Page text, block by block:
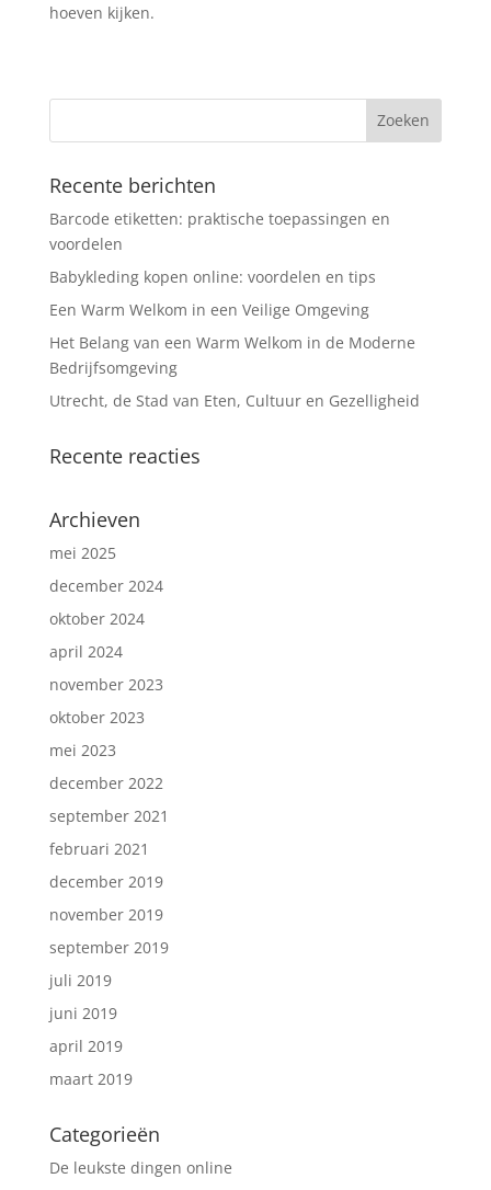
hoeven kijken.
Recente berichten
Barcode etiketten: praktische toepassingen en
voordelen
Babykleding kopen online: voordelen en tips
Een Warm Welkom in een Veilige Omgeving
Het Belang van een Warm Welkom in de Moderne
Bedrijfsomgeving
Utrecht, de Stad van Eten, Cultuur en Gezelligheid
Recente reacties
Archieven
mei 2025
december 2024
oktober 2024
april 2024
november 2023
oktober 2023
mei 2023
december 2022
september 2021
februari 2021
december 2019
november 2019
september 2019
juli 2019
juni 2019
april 2019
maart 2019
Categorieën
De leukste dingen online